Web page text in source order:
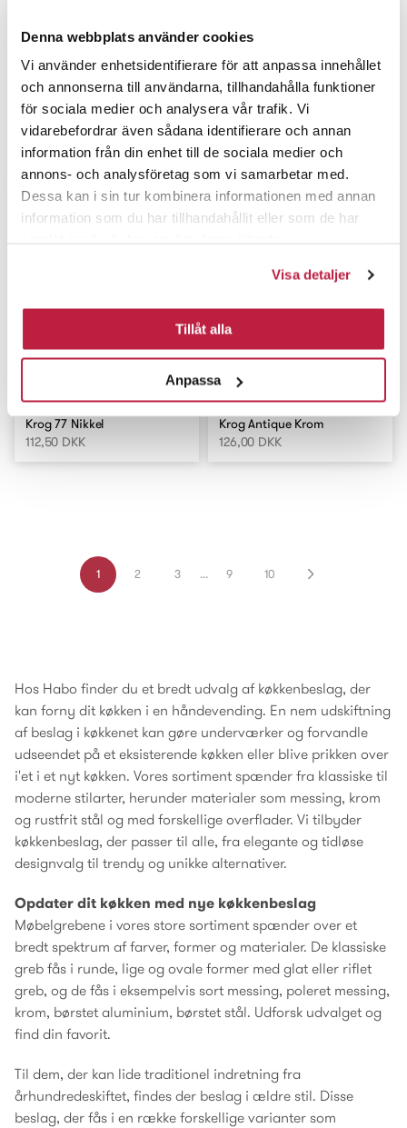
Denna webbplats använder cookies
Vi använder enhetsidentifierare för att anpassa innehållet
och annonserna till användarna, tillhandahålla funktioner
för sociala medier och analysera vår trafik. Vi
vidarebefordrar även sådana identifierare och annan
information från din enhet till de sociala medier och
annons- och analysföretag som vi samarbetar med.
Dessa kan i sin tur kombinera informationen med annan
information som du har tillhandahållit eller som de har
Visa detaljer
Tillåt alla
Anpassa
c/c 78
87,00 DKK
Krog 77 Blank messing
112,50 DKK
Krog 77 Nikkel
112,50 DKK
Krog Antique Krom
126,00 DKK
1 2 3 ... 9 10
Hos Habo finder du et bredt udvalg af køkkenbeslag, der
kan forny dit køkken i en håndevending. En nem udskiftning
af beslag i køkkenet kan gøre underværker og forvandle
udseendet på et eksisterende køkken eller blive prikken over
i'et i et nyt køkken. Vores sortiment spænder fra klassiske til
moderne stilarter, herunder materialer som messing, krom
og rustfrit stål og med forskellige overflader. Vi tilbyder
køkkenbeslag, der passer til alle, fra elegante og tidløse
designvalg til trendy og unikke alternativer.
Opdater dit køkken med nye køkkenbeslag
Møbelgrebene i vores store sortiment spænder over et
bredt spektrum af farver, former og materialer. De klassiske
greb fås i runde, lige og ovale former med glat eller riflet
greb, og de fås i eksempelvis sort messing, poleret messing,
krom, børstet aluminium, børstet stål. Udforsk udvalget og
find din favorit.
Til dem, der kan lide traditionel indretning fra
århundredeskiftet, findes der beslag i ældre stil. Disse
beslag, der fås i en række forskellige varianter som